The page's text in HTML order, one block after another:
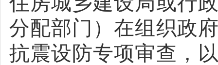
分配部门）在组织政
抗震设防专项审查，